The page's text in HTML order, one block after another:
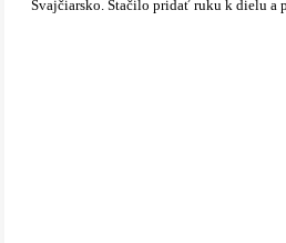
Švajčiarsko. Stačilo pridať ruku k dielu a